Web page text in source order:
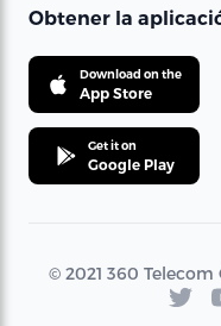
Obtener la
Download on the
App Store
Get it on
Google Play
© 2021 360